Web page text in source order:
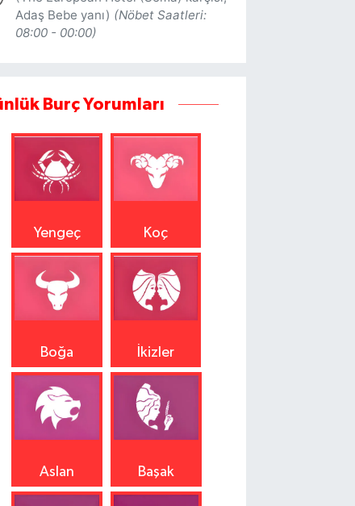
Burç Yorumları
Yengeç Koç
Boğa İkizler
Aslan Başak